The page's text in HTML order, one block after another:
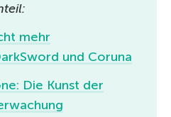
mehr
und Coruna
Die Kunst der